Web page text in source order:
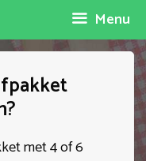
Menu
met 4 of 6